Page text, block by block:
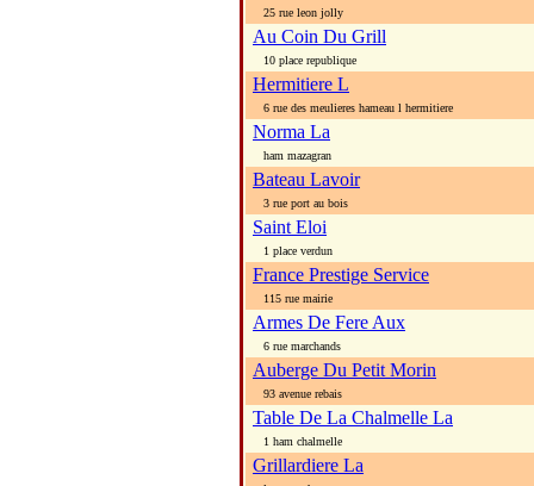
25 rue leon jolly
Au Coin Du Grill
10 place republique
Hermitiere L
6 rue des meulieres hameau l hermitiere
Norma La
ham mazagran
Bateau Lavoir
3 rue port au bois
Saint Eloi
1 place verdun
France Prestige Service
115 rue mairie
Armes De Fere Aux
6 rue marchands
Auberge Du Petit Morin
93 avenue rebais
Table De La Chalmelle La
1 ham chalmelle
Grillardiere La